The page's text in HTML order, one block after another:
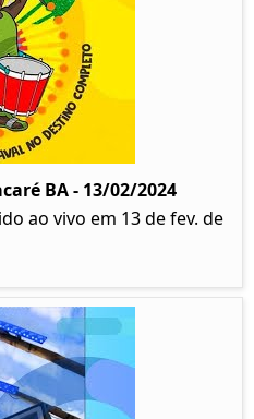
BA - 13/02/2024
ao vivo em 13 de fev. de